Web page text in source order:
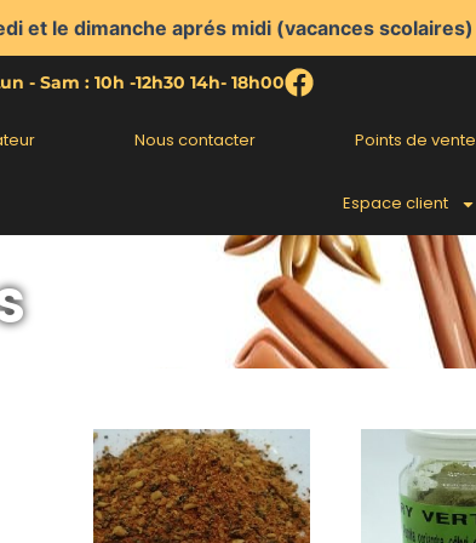
et le dimanche aprés midi (vacances scolaires)
- Sam : 10h -12h30 14h- 18h00
Nous contacter Points de vente
Espace client